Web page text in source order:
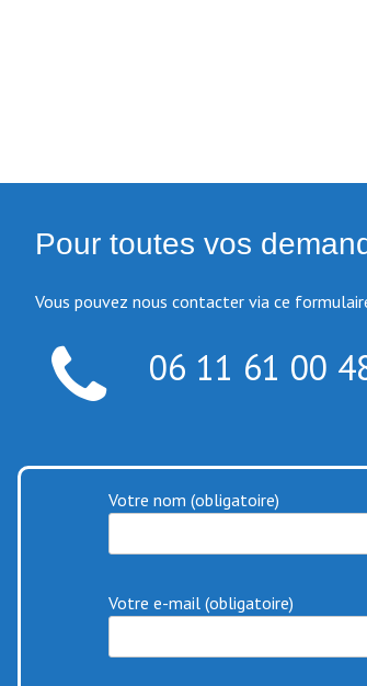
Pour toutes vos
Vous pouvez nous contacter via ce
06 11 61 00
Votre nom (obligatoire)
Votre e-mail (obligatoire)